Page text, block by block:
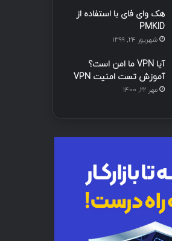
هک وای فای با استفاده از
PMKID
شهریور ۲۴, ۱۳۹۹
آیا VPN ما امن است؟
آموزش تست امنیت VPN
مهر ۲۲, ۱۴۰۰